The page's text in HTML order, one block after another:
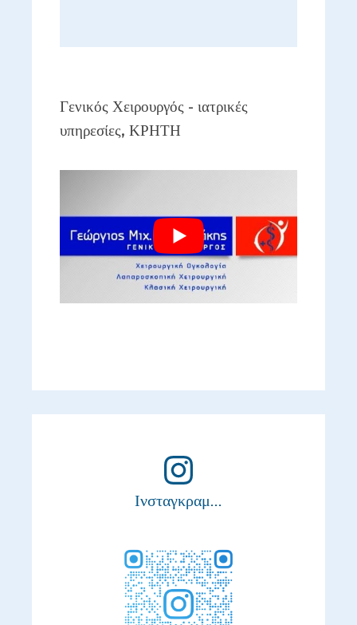
Γενικός Χειρουργός - ιατρικές
υπηρεσίες, ΚΡΗΤΗ
Ινσταγκραμ...